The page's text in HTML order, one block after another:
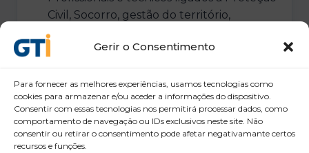
Gerir o Consentimento
Para fornecer as melhores experiências, usamos tecnologias como
cookies para armazenar e/ou aceder a informações do dispositivo.
Consentir com essas tecnologias nos permitirá processar dados, como
comportamento de navegação ou IDs exclusivos neste site. Não
consentir ou retirar o consentimento pode afetar negativamante certos
recursos e funções.
Civil, Socorro, gestão do território,
planeamento ou áreas afins, que
pretendam desenvolver competências
aplicadas à análise geográfica e à
prevenção de riscos.